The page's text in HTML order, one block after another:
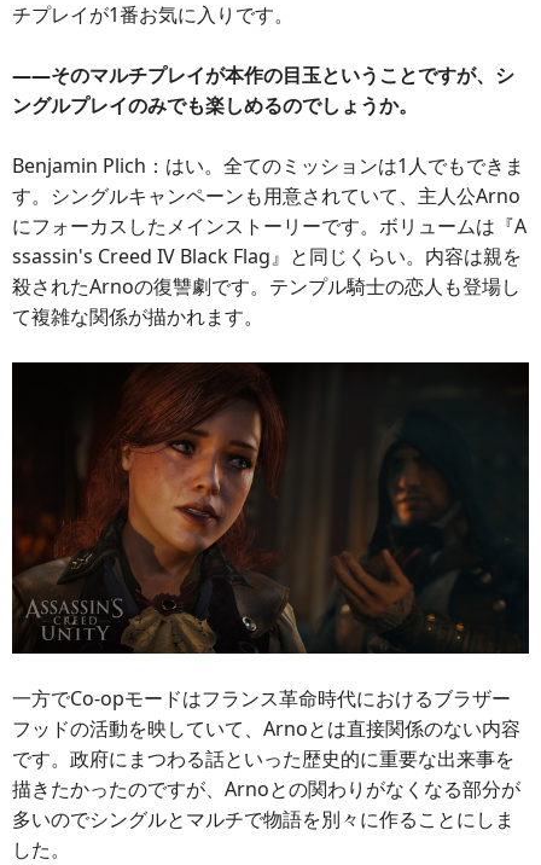
チプレイが1番お気に入りです。
――そのマルチプレイが本作の目玉ということですが、シ
ングルプレイのみでも楽しめるのでしょうか。
Benjamin Plich：はい。全てのミッションは1人でもできま
す。シングルキャンペーンも用意されていて、主人公Arno
にフォーカスしたメインストーリーです。ボリュームは『A
ssassin's Creed IV Black Flag』と同じくらい。内容は親を
殺されたArnoの復讐劇です。テンプル騎士の恋人も登場し
て複雑な関係が描かれます。
一方でCo-opモードはフランス革命時代におけるブラザー
フッドの活動を映していて、Arnoとは直接関係のない内容
です。政府にまつわる話といった歴史的に重要な出来事を
描きたかったのですが、Arnoとの関わりがなくなる部分が
多いのでシングルとマルチで物語を別々に作ることにしま
した。